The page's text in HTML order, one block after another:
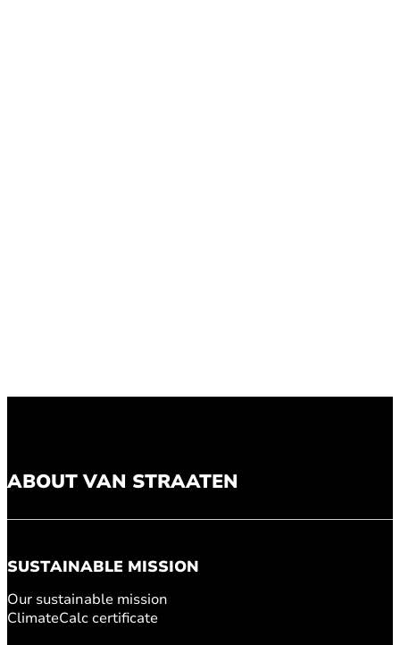
ABOUT VAN STRAATEN
SUSTAINABLE MISSION
Our sustainable mission
ClimateCalc certificate